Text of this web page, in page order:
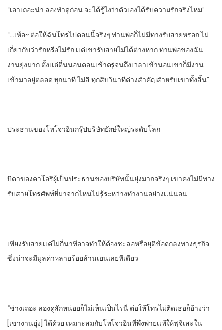
“เอาเถอะน่า​ ลองทําดูก่อน​ จะได้รู้ไงว่าตัวเองได้รับความรักจริงไหม”
“…เห้อ~ ต่อให้ฉันโทรไปตอนนี้​จริงๆ​ ท่านพ่อก็ไม่มีทางรับสายหรอก​ ไม่
เกี่ยวกับว่ารักหรือไม่รัก​ เเต่เขารับสายไม่ได้ต่างหาก​ ท่านพ่อของฉัน
งานยุ่งมาก​ ตั้งเเต่ตื่นนอนตอนเช้าตรู่จนถึง​เวลาเข้านอน​เขาก็มีงาน
เข้ามาอยู่ตลอด​ ทุกนาที​ ไม่สิ​ ทุกสิบวินาทีต่างสําคัญสําหรับเขาทั้งสิ้น”
ประธานของโทโจวอินกรุ๊ปบริษัทยักษ์​ใหญ่​ระดับโลก
บิดาของคาโอริผู้เป็นประธานของบริษัทนั้นยุ่งมากจริงๆ​ เขาคงไม่มีทาง
รับสายโทรศัพท์​ที่มาจากไหนไม่รู้​ระหว่างทํางานอย่างเเน่นอน
เพียงรับสาย​เเค่ไม่กี่นาที​อาจทําให้ต้องชะลอหรือยุติข้อตกลงทางธุรกิจ​
ซึ่งน่าจะมีมูลค่าหลายร้อยล้านเยน​เลยทีเดียว
“ช่างเถอะ​ ลองดู​สักหน่อยก็ไม่เห็นเป็นไรนี่​ ต่อให้โทรไม่ติดเธอก็อ้างว่า​
[เขางานยุ่ง]​ ได้ด้วย​ เหมาะสมกับโทโจวอิน​ที่​พึ่งพ่ายเเพ้ให้ฟุจิเสะ​ใน